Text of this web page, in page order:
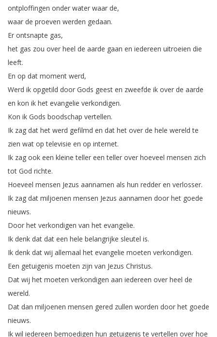
ontploffingen onder water waar de,
waar de proeven werden gedaan.
Er ontsnapte gas,
het gas zou over heel de aarde gaan en iedereen uitroeien die
leeft.
En op dat moment werd,
Werd ik opgetild door Gods geest en zweefde ik over de aarde
en kon ik het evangelie verkondigen.
Kon ik Gods boodschap vertellen.
Ik zag dat het werd gefilmd en dat het over de hele wereld te
zien wat op televisie en op internet.
Ik zag ook een kleine teller een teller over hoeveel mensen zich
tot God richte.
Hoeveel mensen Jezus aannamen als hun redder en verlosser.
Ik zag dat miljoenen mensen Jezus aannamen door het goede
nieuws.
Door het verkondigen van het evangelie.
Ik denk dat dat een hele belangrijke sleutel is.
Ik denk dat wij allemaal het evangelie moeten verkondigen.
Een getuigenis moeten zijn van Jezus Christus.
Dat wij het moeten verkondigen aan iedereen over heel de
wereld.
Dat dan miljoenen mensen gered zullen worden door het goede
nieuws.
Ik wil iedereen bemoedigen hun getuigenis te vertellen over hoe